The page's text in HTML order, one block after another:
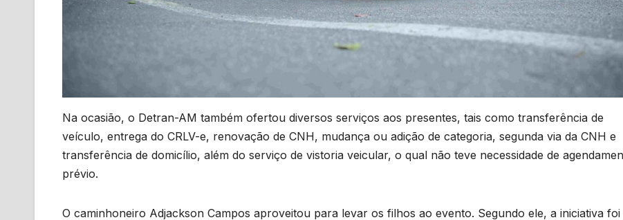
Na ocasião, o Detran-AM também ofertou diversos serviços aos presentes, tais como transferência de
veículo, entrega do CRLV-e, renovação de CNH, mudança ou adição de categoria, segunda via da CNH e
transferência de domicílio, além do serviço de vistoria veicular, o qual não teve necessidade de
prévio.
O caminhoneiro Adjackson Campos aproveitou para levar os filhos ao evento. Segundo ele, a iniciativa foi